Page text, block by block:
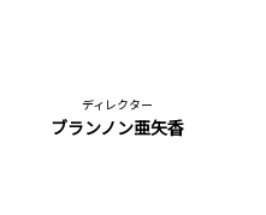
ディレクター
ブランノン亜矢香